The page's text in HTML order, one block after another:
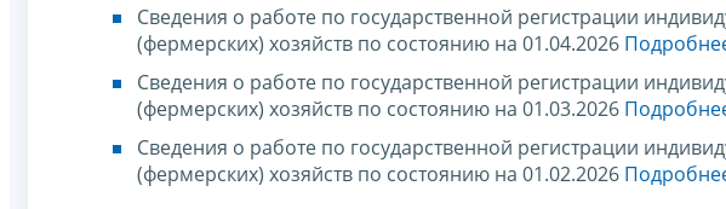
Сведения о работе по государственной регистрации
(фермерских) хозяйств по состоянию на 01.04.2026
Сведения о работе по государственной регистрации
(фермерских) хозяйств по состоянию на 01.03.2026
Сведения о работе по государственной регистрации
(фермерских) хозяйств по состоянию на 01.02.2026